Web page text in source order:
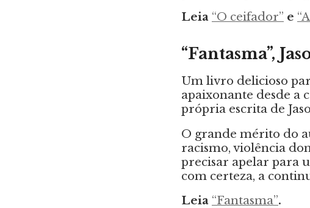
Leia “O ceifador” e
“Fantasma”,
Um livro delicioso
apaixonante desde a
própria escrita de
O grande mérito do
racismo, violência
precisar apelar para
com certeza, a
Leia “Fantasma”.